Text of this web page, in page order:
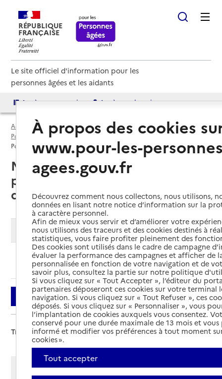
RÉPUBLIQUE
FRANÇAISE
Le site officiel d'information pour les
personnes âgées et les aidants
Accès aux annuaires Accès par besoin
Accueil
Espace annuaire
Points d'information par département
Maine-et-Loire (49)
Point d'information local dédié aux personnes âgées
Maine-et-Loire (49) : liste des 9
points d'information locaux
dédiés aux personnes âgées
Modifier ma recherche
Ajouter cette recherche aux favoris
Filtrer
Trier par :
Afficher les résultats par:
À propos des cookies
www.pour-les-
agees.gouv.fr
Découvrez comment nous collectons, nous utilisons,
données en lisant notre notice d’information sur la
à caractère personnel.
Afin de mieux vous servir et d’améliorer votre
nous utilisons des traceurs et des cookies destinés à
statistiques, vous faire profiter pleinement des
Des cookies sont utilisés dans le cadre de campagne
évaluer la performance des campagnes et afficher de
personnalisée en fonction de votre navigation et de
savoir plus, consultez la partie sur notre politique
Si vous cliquez sur « Tout Accepter », l’éditeur du
partenaires déposeront ces cookies sur votre terminal
navigation. Si vous cliquez sur « Tout Refuser », ces
déposés. Si vous cliquez sur « Personnaliser », vous
l’implantation de cookies auxquels vous consentez.
conservé pour une durée maximale de 13 mois et
informé et modifier vos préférences à tout moment
cookies ».
Tout accepter